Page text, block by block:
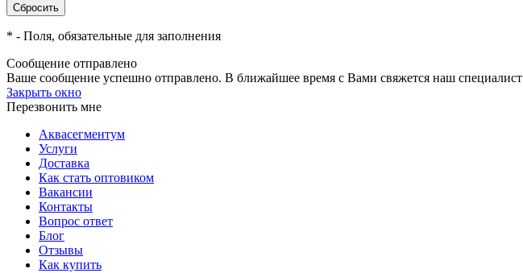
* - Поля, обязательные для заполнения
Сообщение отправлено
Ваше сообщение успешно отправлено. В ближайшее время с Вами свяжется наш специалист
Закрыть окно
Перезвонить мне
Аквасегментум
Услуги
Доставка
Как стать оптовиком
Вакансии
Контакты
Вопрос ответ
Блог
Отзывы
Как купить